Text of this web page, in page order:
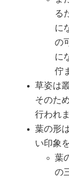
る
に
の
に
佇
草姿は
そのた
行われ
葉の形
い印象
葉
の